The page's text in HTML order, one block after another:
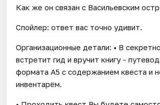
Как же он связан с Васильевским
Спойлер: ответ вас точно удивит.
Организационные детали: • В
встретит гид и вручит книгу -
формата А5 с содержанием квеста и
инвентарём.